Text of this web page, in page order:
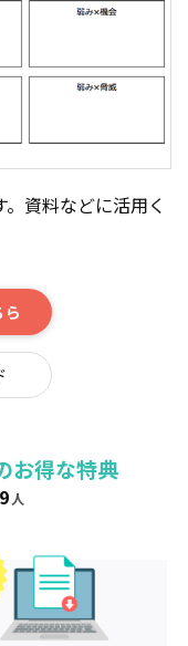
資料などに活用く
お得な特典
人